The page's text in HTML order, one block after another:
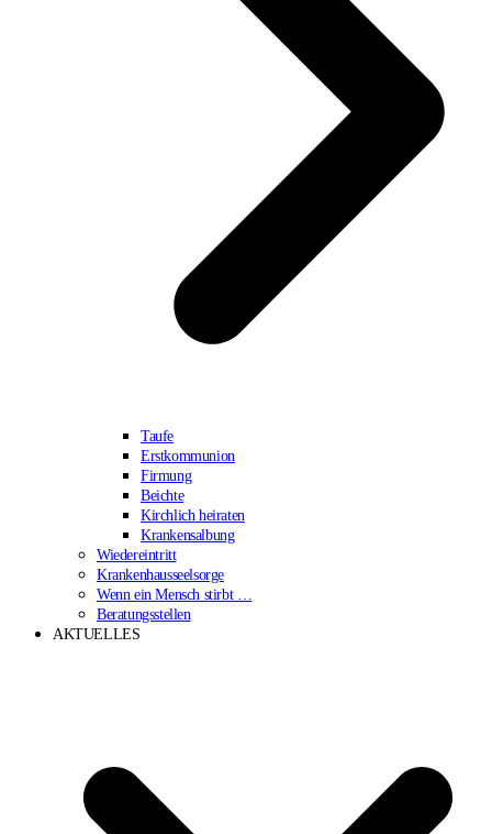
Taufe
Erstkommunion
Firmung
Beichte
Kirchlich heiraten
Krankensalbung
Wiedereintritt
Krankenhausseelsorge
Wenn ein Mensch stirbt …
Beratungsstellen
AKTUELLES